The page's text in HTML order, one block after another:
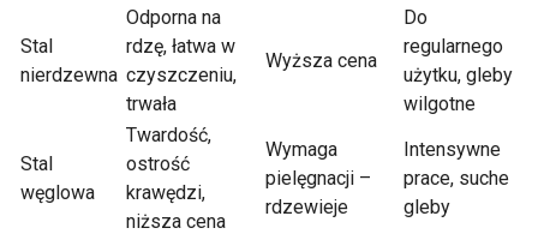
Stal
nierdzewna
Odporna na
rdzę, łatwa w
czyszczeniu,
trwała
Wyższa cena
Do
regularnego
użytku, gleby
wilgotne
Stal
węglowa
Twardość,
ostrość
krawędzi,
niższa cena
Wymaga
pielęgnacji –
rdzewieje
Intensywne
prace, suche
gleby